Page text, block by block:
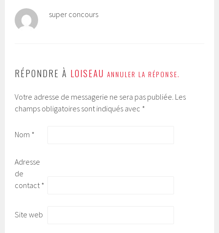
super concours
RÉPONDRE À LOISEAU ANNULER LA RÉPONSE.
Votre adresse de messagerie ne sera pas publiée. Les
champs obligatoires sont indiqués avec *
Nom *
Adresse
de
contact *
Site web